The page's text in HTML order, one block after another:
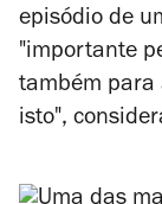
episódio de
"importante
também para
isto",